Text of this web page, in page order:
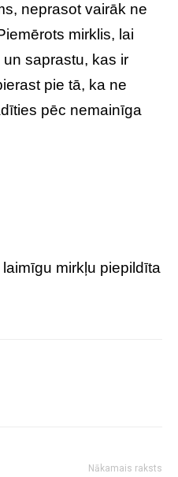
neprasot vairāk ne
mirklis, lai
saprastu, kas ir
pie tā, ka ne
pēc nemainīga
mirkļu piepildīta
Nākamais raksts